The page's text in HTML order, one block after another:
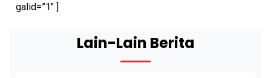
galid=”1″ ]
Lain-Lain Berita